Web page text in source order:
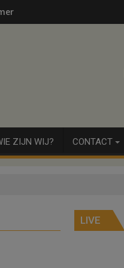
ZIJN WIJ? CONTACT
LIVE